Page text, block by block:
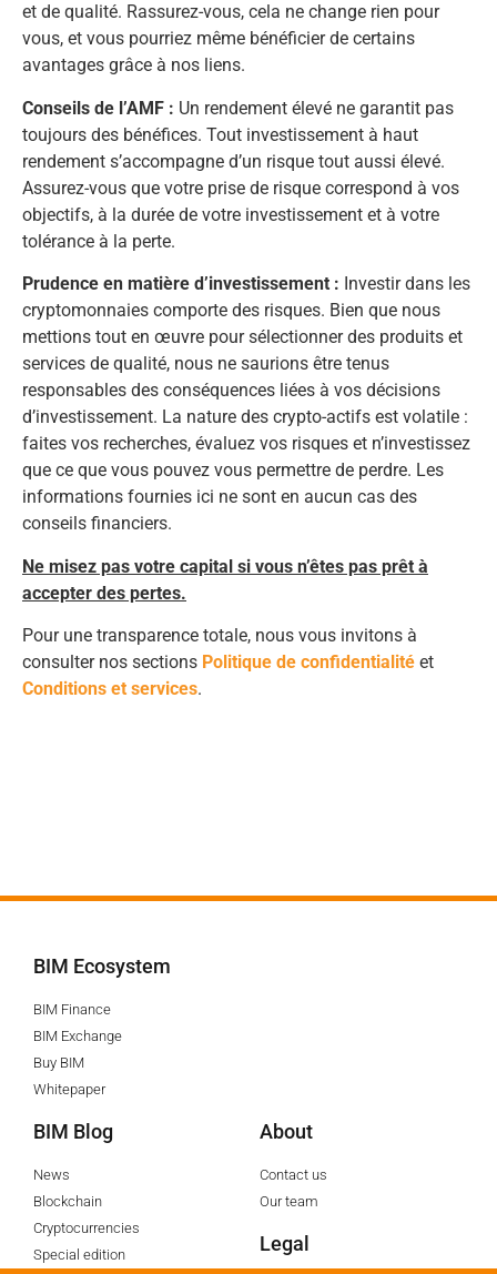
et de qualité. Rassurez-vous, cela ne change rien pour
vous, et vous pourriez même bénéficier de certains
avantages grâce à nos liens.
Conseils de l’AMF : Un rendement élevé ne garantit pas
toujours des bénéfices. Tout investissement à haut
rendement s’accompagne d’un risque tout aussi élevé.
Assurez-vous que votre prise de risque correspond à vos
objectifs, à la durée de votre investissement et à votre
tolérance à la perte.
Prudence en matière d’investissement : Investir dans les
cryptomonnaies comporte des risques. Bien que nous
mettions tout en œuvre pour sélectionner des produits et
services de qualité, nous ne saurions être tenus
responsables des conséquences liées à vos décisions
d’investissement. La nature des crypto-actifs est volatile :
faites vos recherches, évaluez vos risques et n’investissez
que ce que vous pouvez vous permettre de perdre. Les
informations fournies ici ne sont en aucun cas des
conseils financiers.
Ne misez pas votre capital si vous n’êtes pas prêt à
accepter des pertes.
Pour une transparence totale, nous vous invitons à
consulter nos sections Politique de confidentialité et
Conditions et services.
BIM Ecosystem
BIM Finance
BIM Exchange
Buy BIM
Whitepaper
BIM Blog
News
Blockchain
Cryptocurrencies
Special edition
About
Contact us
Our team
Legal